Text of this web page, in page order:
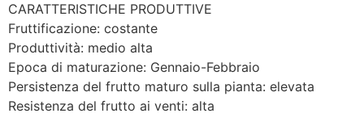
CARATTERISTICHE PRODUTTIVE
Fruttificazione: costante
Produttività: medio alta
Epoca di maturazione: Gennaio-Febbraio
Persistenza del frutto maturo sulla pianta: elevata
Resistenza del frutto ai venti: alta